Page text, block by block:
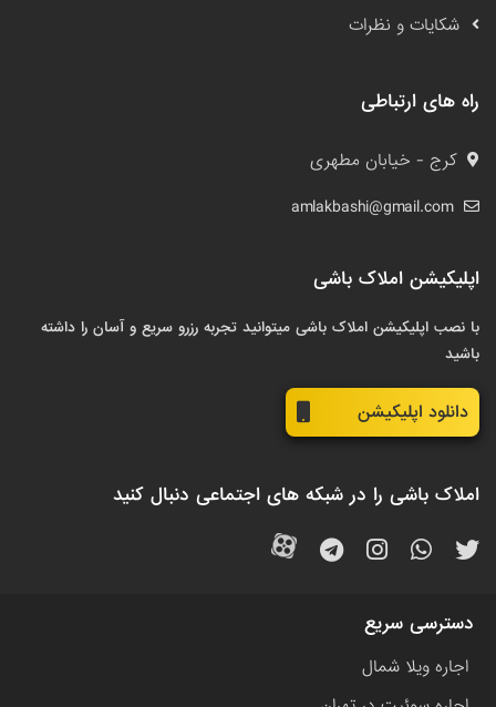
شکایات و نظرات
راه های ارتباطی
کرج - خیابان مطهری
amlakbashi@gmail.com
اپلیکیشن املاک باشی
با نصب اپلیکیشن املاک باشی میتوانید تجربه رزرو سریع و آسان را داشته
باشید
دانلود اپلیکیشن
املاک باشی را در شبکه های اجتماعی دنبال کنید
دسترسی سریع
اجاره ویلا شمال